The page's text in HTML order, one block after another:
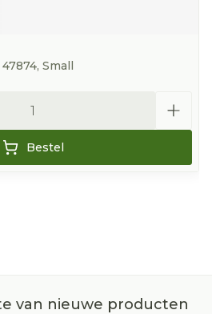
Small
Bestel
van nieuwe producten